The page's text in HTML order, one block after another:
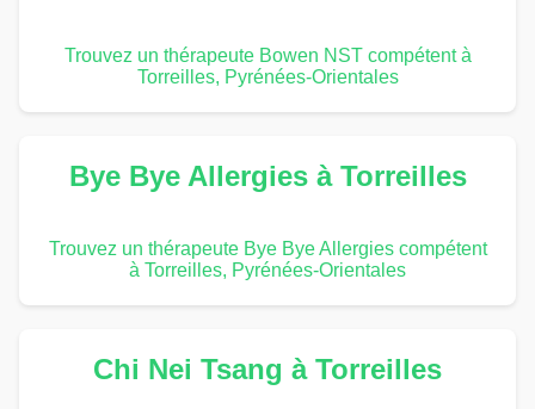
Trouvez un thérapeute Bowen NST compétent à
Torreilles, Pyrénées-Orientales
Bye Bye Allergies à Torreilles
Trouvez un thérapeute Bye Bye Allergies compétent
à Torreilles, Pyrénées-Orientales
Chi Nei Tsang à Torreilles